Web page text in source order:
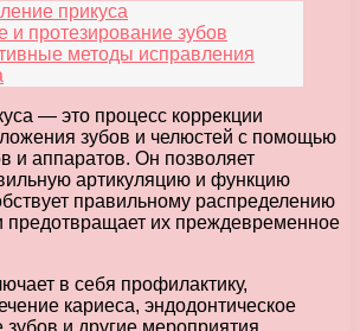
прикуса
и протезирование зубов
методы исправления
— это процесс коррекции
зубов и челюстей с помощью
и аппаратов. Он позволяет
артикуляцию и функцию
правильному распределению
предотвращает их преждевременное
в себя профилактику,
кариеса, эндодонтическое